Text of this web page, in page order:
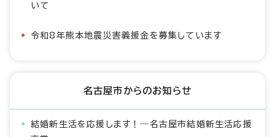
いて
令和8年熊本地震災害義援金を募集しています
名古屋市からのお知らせ
結婚新生活を応援します！―名古屋市結婚新生活応援